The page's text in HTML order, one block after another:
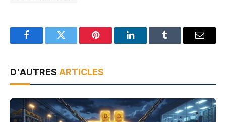
FacebookTwitter Pinterest LinkedInTumblr Email
D'AUTRES ARTICLES